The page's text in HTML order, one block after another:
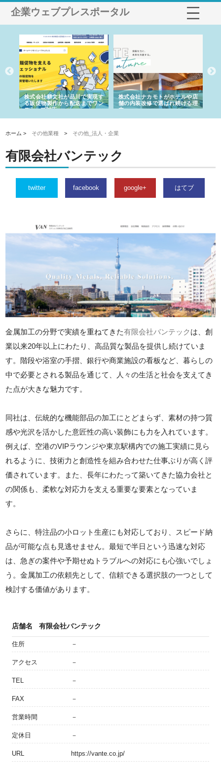
企業ウェブプレスポータル
株式会社耕文社が品川で実現す
る販促物製作から配送までワン
ストップ対応
株式会社ナカモトがホテルや店
舗の内装改修で選ばれ続ける理
由
ホーム > その他業種 > その他_法人・企業
有限会社バンテック
twitter facebook google+ はてブ
金属加工の分野で実績を重ねてきた有限会社バンテック は、創
業以来20年以上にわたり、高品質な製品を提供し続けていま
す。階段や浴室の手摺、銀行や商業施設の看板など、暮らしの
中で必要とされる製品を通じて、人々の生活と社会を支えてき
た点が大きな魅力です。
同社は、伝統的な機能部品の加工にとどまらず、素材の持つ質
感や光沢を活かした意匠性の高い装飾にも力を入れています。
例えば、空港のVIPラウンジや東京駅構内での施工実績に見ら
れるように、技術力と創造性を組み合わせた仕事ぶりが高く評
価されています。また、長年にわたって築いてきた協力会社と
の関係も、柔軟な対応力を支える重要な要素となっていま
す。
さらに、特注品の小ロット生産にも対応しており、スピード納
品が可能な点も見逃せません。最短で半日という迅速な対応
は、急ぎの案件や予期せぬトラブルへの対応にも心強いでしょ
う。金属加工の依頼先として、信頼できる選択肢の一つとして
検討する価値があります。
店舗名 有限会社バンテック
住所 －
アクセス －
TEL －
FAX －
営業時間 －
定休日 －
URL https://vante.co.jp/